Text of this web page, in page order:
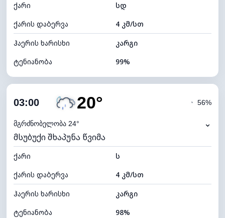
განათების ინდექსი 0 (ბნელი)
ღრუბლის სიმაღლე 4000 მ
ქარი
სდ
ქარის დაბერვა
4 კმ/სთ
ჰაერის ხარისხი
კარგი
ტენიანობა
99%
ღრუბლიანობა
ნამის წერტილი
ხილვადობა
განათების ინდექსი 0 (ბნელი)
ღრუბლის სიმაღლე 4000 მ
03:00 20°
მგრძნობელობა 24°
◔ 56%
⌄
მსუბუქი შხაპუნა წვიმა
ქარი
ს
ქარის დაბერვა
4 კმ/სთ
ჰაერის ხარისხი
კარგი
ტენიანობა
98%